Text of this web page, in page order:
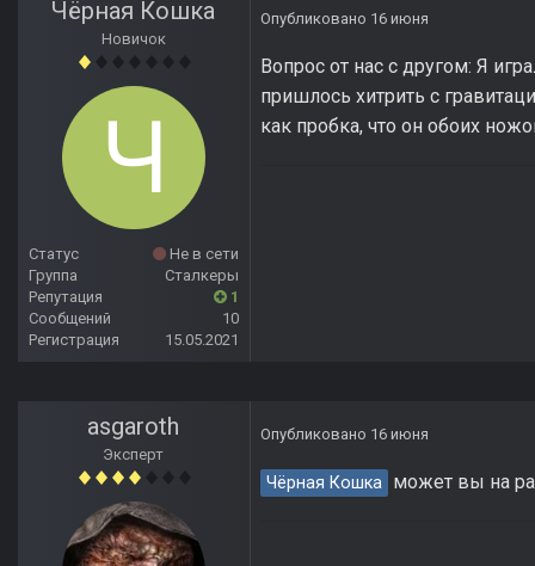
Чёрная Кошка
Новичок
Статус
Не в сети
Группа
Сталкеры
Репутация
1
Сообщений
10
Регистрация
15.05.2021
Опубликовано 16 июня
Вопрос от нас с другом: Я
пришлось хитрить с
как пробка, что он обоих
asgaroth
Эксперт
Опубликовано 16 июня
Чёрная Кошка может вы на